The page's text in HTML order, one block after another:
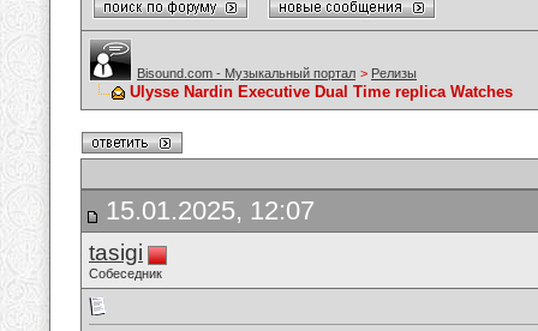
Bisound.com - Музыкальный портал > Релизы
Ulysse Nardin Executive Dual Time replica Watches
15.01.2025, 12:07
tasigi
Собеседник